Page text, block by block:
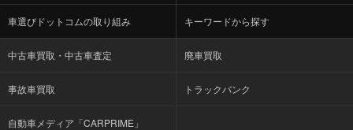
車選びドットコムの取り組み キーワードから探す
中古車買取・中古車査定 廃車買取
事故車買取 トラックバンク
自動車メディア「CARPRIME」